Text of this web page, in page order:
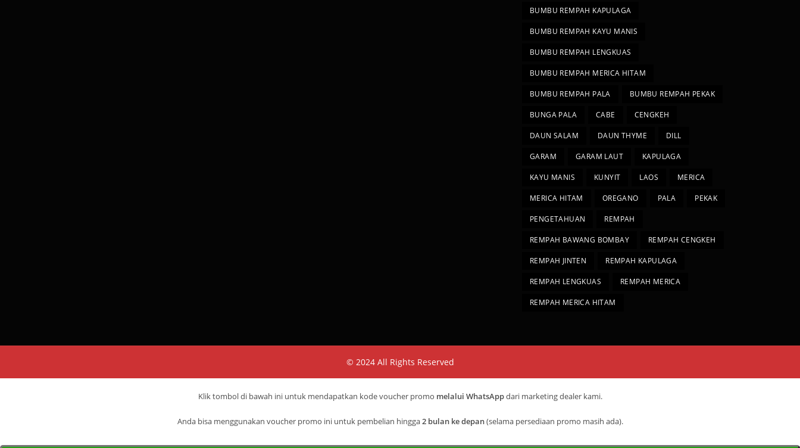
BUMBU REMPAH KAPULAGA
BUMBU REMPAH KAYU MANIS
BUMBU REMPAH LENGKUAS
BUMBU REMPAH MERICA HITAM
BUMBU REMPAH PALA BUMBU REMPAH PEKAK
BUNGA PALA CABE CENGKEH
DAUN SALAM DAUN THYME DILL
GARAM GARAM LAUT KAPULAGA
KAYU MANIS KUNYIT LAOS MERICA
MERICA HITAM OREGANO PALA PEKAK
PENGETAHUAN REMPAH
REMPAH BAWANG BOMBAY REMPAH CENGKEH
REMPAH JINTEN REMPAH KAPULAGA
REMPAH LENGKUAS REMPAH MERICA
REMPAH MERICA HITAM
© 2024 All Rights Reserved
Klik tombol di bawah ini untuk mendapatkan kode voucher promo melalui WhatsAppdari marketing dealer kami.
Anda bisa menggunakan voucher promo ini untuk pembelian hingga2 bulan ke depan(selama persediaan promo masih ada).